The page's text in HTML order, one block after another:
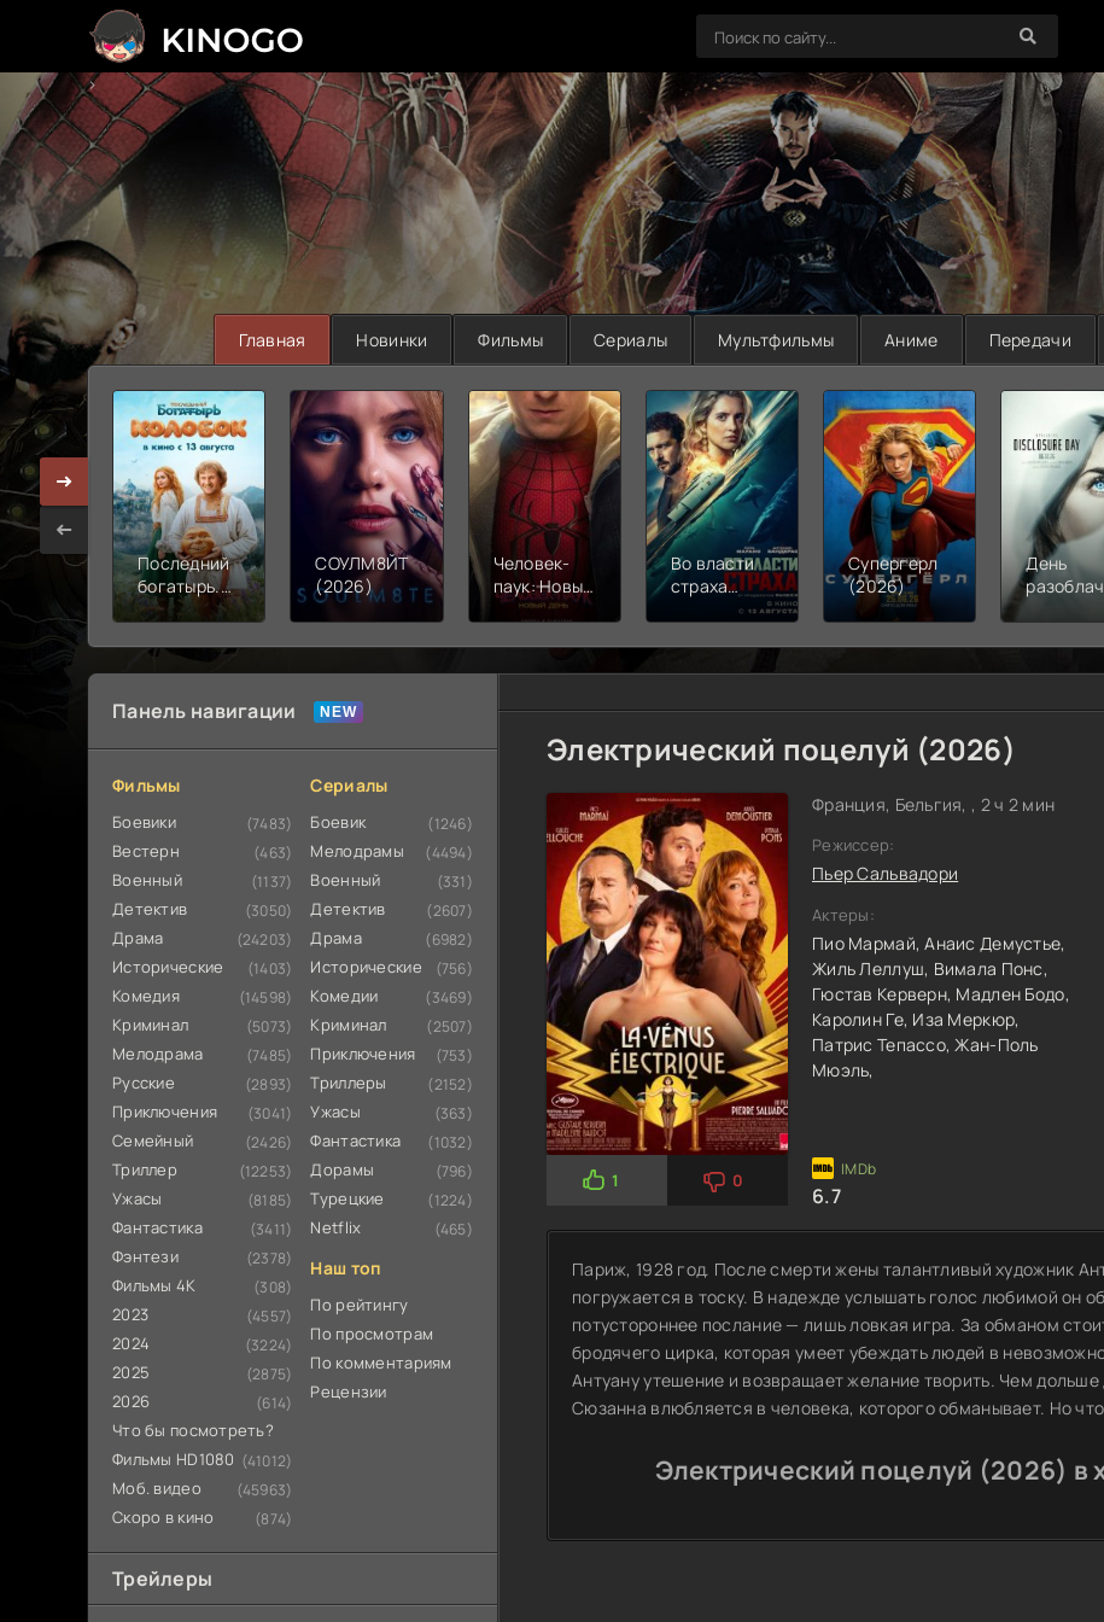
>
Главная Новинки Фильмы Сериалы Мультфильмы Аниме Передачи
Последний
богатырь.
Колобок
СОУЛМ8ЙТ
(2026)
Человек-
паук: Новый
день (2026)
Во власти
страха
Супергерл
(2026)
День
Панель навигации
Фильмы
Боевики (7483)
Вестерн (463)
Военный (1137)
Детектив (3050)
Драма (24203)
Исторические (1403)
Комедия (14598)
Криминал (5073)
Мелодрама (7485)
Русские (2893)
Приключения (3041)
Семейный (2426)
Триллер (12253)
Ужасы (8185)
Фантастика (3411)
Фэнтези (2378)
Фильмы 4К (308)
2023 (4557)
2024 (3224)
2025 (2875)
2026 (614)
Что бы посмотреть?
Фильмы HD1080 (41012)
Моб. видео (45963)
Скоро в кино (874)
Сериалы
Боевик (1246)
Мелодрамы (4494)
Военный (331)
Детектив (2607)
Драма (6982)
Исторические (756)
Комедии (3469)
Криминал (2507)
Приключения (753)
Триллеры (2152)
Ужасы (363)
Фантастика (1032)
Дорамы (796)
Турецкие (1224)
Netflix (465)
Наш топ
По рейтингу
По просмотрам
По комментариям
Рецензии
Трейлеры
Электрический поцелуй (2026)
1 0
Франция, Бельгия, , 2 ч 2 мин
Режиссер:
Пьер Сальвадори
Актеры:
Пио Мармай,Анаис Демустье,
Жиль Леллуш, Вимала Понс,
Гюстав Керверн, Мадлен Бодо,
Каролин Ге, Иза Меркюр,
Патрис Тепассо,Жан-Поль
Мюэль,
6.7
Париж, 1928 год. После смерти жены талантливый художник
погружается в тоску. В надежде услышать голос любимой он
потустороннее послание — лишь ловкая игра. За обманом
бродячего цирка, которая умеет убеждать людей в
Антуану утешение и возвращает желание творить. Чем
Сюзанна влюбляется в человека, которого обманывает. Но
Электрический поцелуй (2026) в